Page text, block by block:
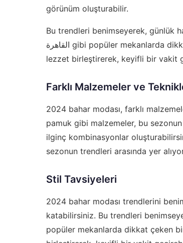
görünüm oluşturabilir.
Bu trendleri benimseyerek, günlük
القاهرة gibi popüler mekanlarda
lezzet birleştirerek, keyifli bir vakit
Farklı Malzemeler ve
2024 bahar modası, farklı
pamuk gibi malzemeler, bu
ilginç kombinasyonlar
sezonun trendleri arasında yer
Stil Tavsiyeleri
2024 bahar modası trendlerini
katabilirsiniz. Bu trendleri
popüler mekanlarda dikkat çeken